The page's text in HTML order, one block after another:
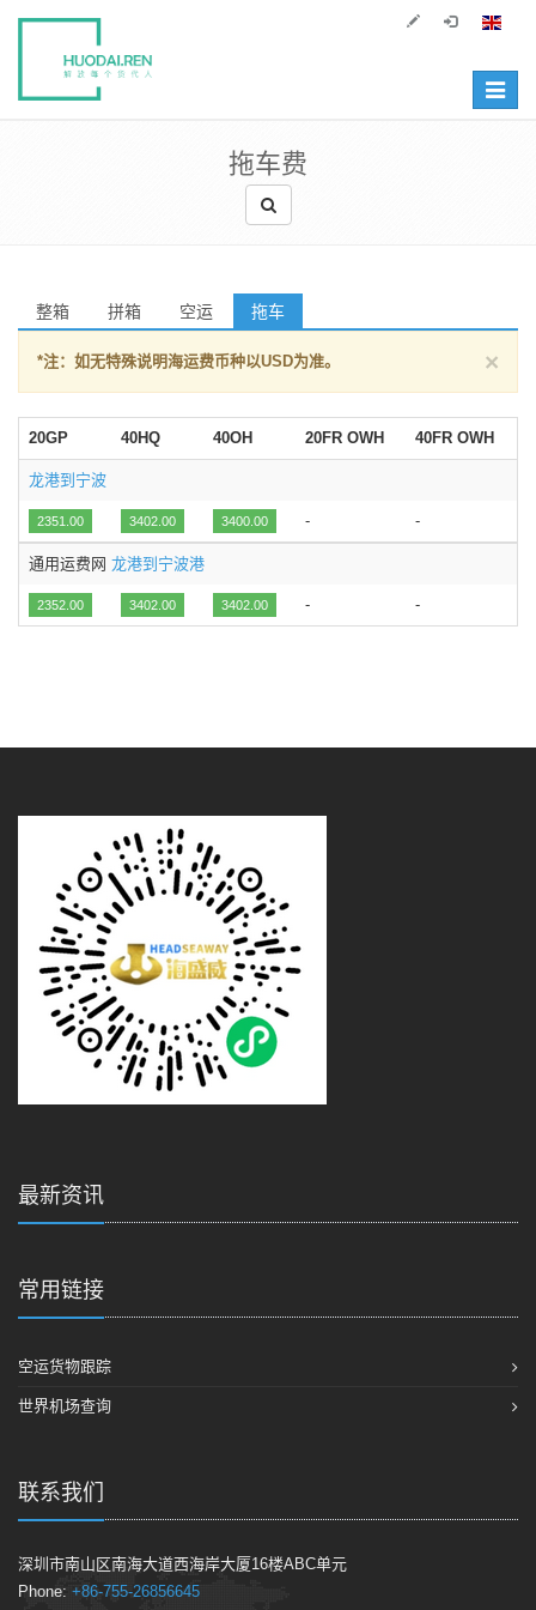
Toggle
拖车费
整箱 拼箱 空运 拖车
×
*注：如无特殊说明海运费币种以USD为准。
20GP 40HQ 40OH 20FR OWH 40FR OWH
龙港到宁波
2351.00 3402.00 3400.00 - -
通用运费网 龙港到宁波港
2352.00 3402.00 3402.00 - -
最新资讯
常用链接
空运货物跟踪
世界机场查询
联系我们
深圳市南山区南海大道西海岸大厦16楼ABC单元
Phone: +86-755-26856645